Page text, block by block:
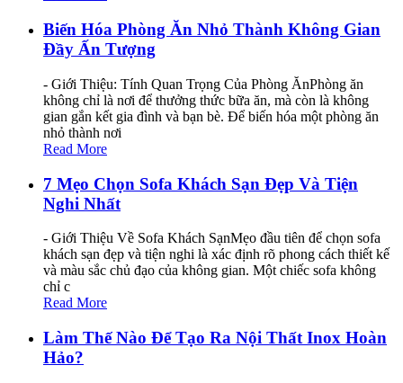
Biến Hóa Phòng Ăn Nhỏ Thành Không Gian
Đầy Ấn Tượng
- Giới Thiệu: Tính Quan Trọng Của Phòng ĂnPhòng ăn
không chỉ là nơi để thưởng thức bữa ăn, mà còn là không
gian gắn kết gia đình và bạn bè. Để biến hóa một phòng ăn
nhỏ thành nơi
Read More
7 Mẹo Chọn Sofa Khách Sạn Đẹp Và Tiện
Nghi Nhất
- Giới Thiệu Về Sofa Khách SạnMẹo đầu tiên để chọn sofa
khách sạn đẹp và tiện nghi là xác định rõ phong cách thiết kế
và màu sắc chủ đạo của không gian. Một chiếc sofa không
chỉ c
Read More
Làm Thế Nào Để Tạo Ra Nội Thất Inox Hoàn
Hảo?